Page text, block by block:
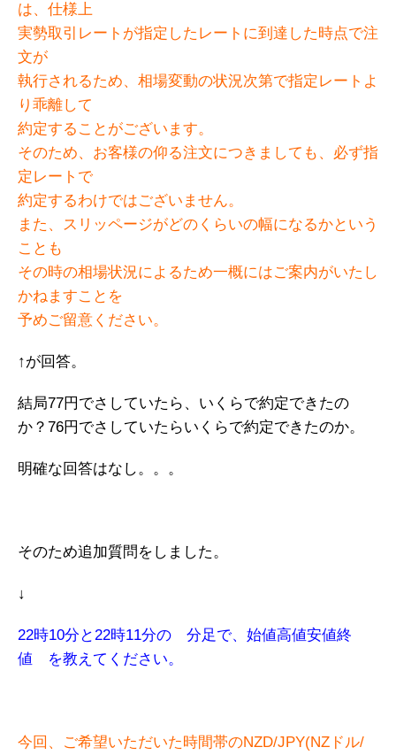
は、仕様上
実勢取引レートが指定したレートに到達した時点で注
文が
執行されるため、相場変動の状況次第で指定レートよ
り乖離して
約定することがございます。
そのため、お客様の仰る注文につきましても、必ず指
定レートで
約定するわけではございません。
また、スリッページがどのくらいの幅になるかという
ことも
その時の相場状況によるため一概にはご案内がいたし
かねますことを
予めご留意ください。
↑が回答。
結局77円でさしていたら、いくらで約定できたの
か？76円でさしていたらいくらで約定できたのか。
明確な回答はなし。。。
そのため追加質問をしました。
↓
22時10分と22時11分の 分足で、始値高値安値終
値 を教えてください。
今回、ご希望いただいた時間帯のNZD/JPY(NZドル/